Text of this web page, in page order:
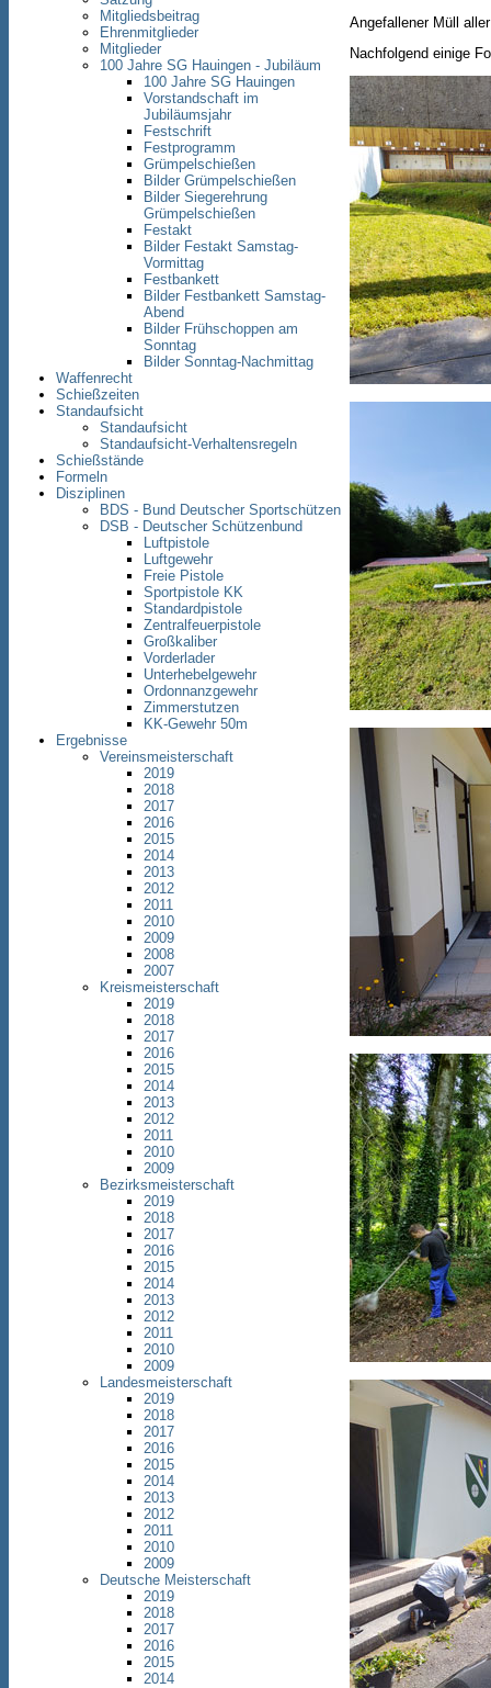
Mitgliedsbeitrag
Ehrenmitglieder
Mitglieder
100 Jahre SG Hauingen - Jubiläum
100 Jahre SG Hauingen
Vorstandschaft im
Jubiläumsjahr
Festschrift
Festprogramm
Grümpelschießen
Bilder Grümpelschießen
Bilder Siegerehrung
Grümpelschießen
Festakt
Bilder Festakt Samstag-
Vormittag
Festbankett
Bilder Festbankett Samstag-
Abend
Bilder Frühschoppen am
Sonntag
Bilder Sonntag-Nachmittag
Waffenrecht
Schießzeiten
Standaufsicht
Standaufsicht
Standaufsicht-Verhaltensregeln
Schießstände
Formeln
Disziplinen
BDS - Bund Deutscher Sportschützen
DSB - Deutscher Schützenbund
Luftpistole
Luftgewehr
Freie Pistole
Sportpistole KK
Standardpistole
Zentralfeuerpistole
Großkaliber
Vorderlader
Unterhebelgewehr
Ordonnanzgewehr
Zimmerstutzen
KK-Gewehr 50m
Ergebnisse
Vereinsmeisterschaft
2019
2018
2017
2016
2015
2014
2013
2012
2011
2010
2009
2008
2007
Kreismeisterschaft
2019
2018
2017
2016
2015
2014
2013
2012
2011
2010
2009
Bezirksmeisterschaft
2019
2018
2017
2016
2015
2014
2013
2012
2011
2010
2009
Landesmeisterschaft
2019
2018
2017
2016
2015
2014
2013
2012
2011
2010
2009
Deutsche Meisterschaft
2019
2018
2017
2016
2015
2014
Angefallener Müll
Nachfolgend einige